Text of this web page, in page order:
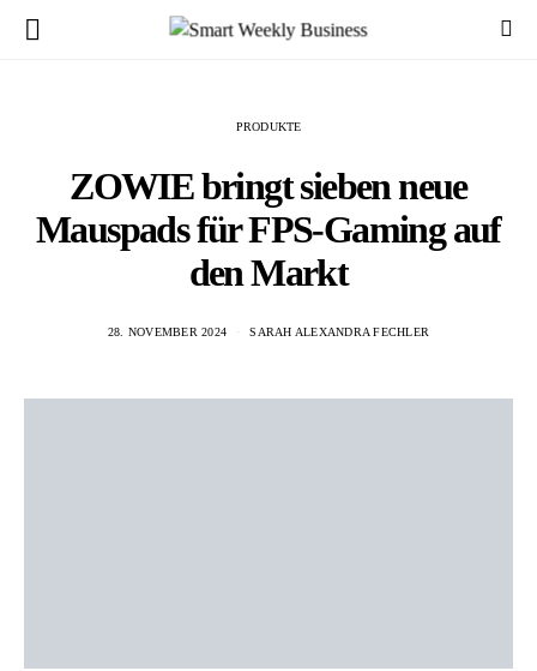
PRODUKTE
ZOWIE bringt sieben neue
Mauspads für FPS-Gaming auf
den Markt
28. NOVEMBER 2024 SARAH ALEXANDRA FECHLER